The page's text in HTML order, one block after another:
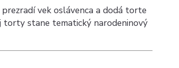
vek oslávenca a dodá torte
torty stane tematický narodeninový